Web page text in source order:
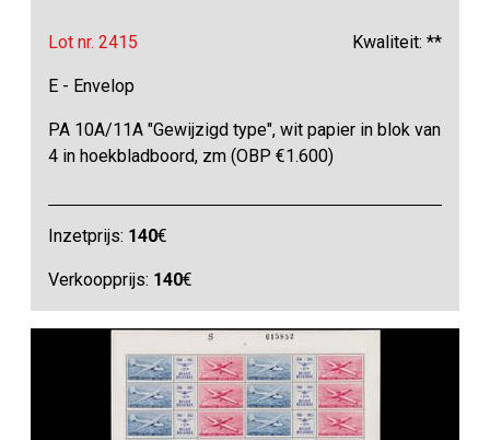
Lot nr. 2415 Kwaliteit: **
E - Envelop
PA 10A/11A "Gewijzigd type", wit papier in blok van
4 in hoekbladboord, zm (OBP €1.600)
Inzetprijs: 140€
Verkoopprijs: 140€